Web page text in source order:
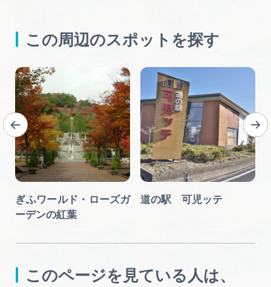
この周辺のスポットを探す
ぎふワールド・ローズガ
ーデンの紅葉
道の駅 可児ッテ
このページを見ている人は、